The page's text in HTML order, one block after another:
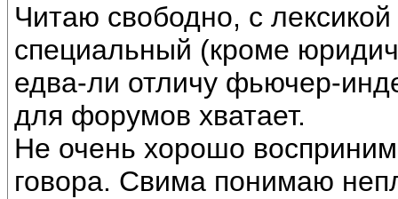
Читаю свободно, с
специальный (кроме
едва-ли отличу фьючер-
для форумов хватает.
Не очень хорошо
говора. Свима понимаю